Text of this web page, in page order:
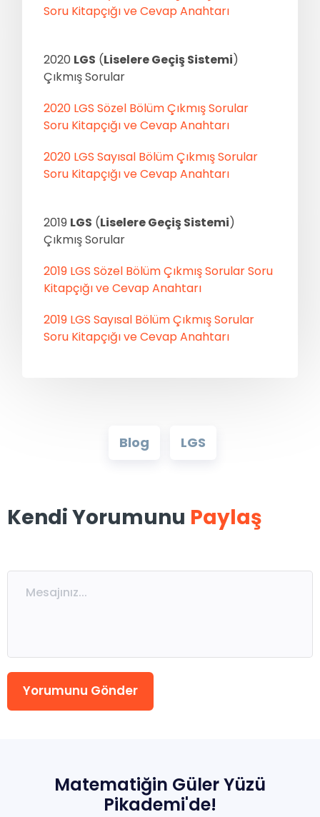
Soru Kitapçığı ve Cevap Anahtarı
2020 LGS (Liselere Geçiş Sistemi)
Çıkmış Sorular
2020 LGS Sözel Bölüm Çıkmış Sorular
Soru Kitapçığı ve Cevap Anahtarı
2020 LGS Sayısal Bölüm Çıkmış Sorular
Soru Kitapçığı ve Cevap Anahtarı
2019 LGS (Liselere Geçiş Sistemi)
Çıkmış Sorular
2019 LGS Sözel Bölüm Çıkmış Sorular Soru
Kitapçığı ve Cevap Anahtarı
2019 LGS Sayısal Bölüm Çıkmış Sorular
Soru Kitapçığı ve Cevap Anahtarı
Blog LGS
Kendi Yorumunu Paylaş
Yorumunu Gönder
Matematiğin GülerYüzü
Pikademi'de!